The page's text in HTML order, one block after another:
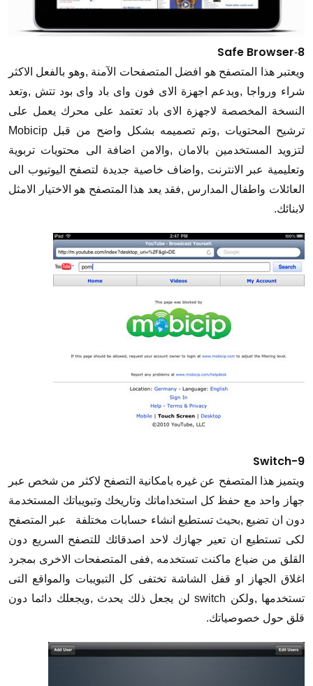
8
-
Safe Browser
ويعتبر هذا المتصفح هو افضل المتصفحات الآمنة ,وهو بالفعل الاكثر
شراء ورواجا ,ويدعم اجهزة الاى فون واى باد واى بود تتش ,وتعد
النسخة المخصصة لاجهزة الاى باد تعتمد على محرك يعمل على
ترشيح المحتويات ,وتم تصميمه بشكل واضح من قبل Mobicip
لتزويد المستخدمين بالامان ,والامن اضافة الى محتويات تربوية
وتعليمية عبر الانترنت ,واضاف خاصية جديدة لتصفح اليوتيوب الى
العائلات واطفال المدارس ,فقد يعد هذا المتصفح هو الاختيار الامثل
لابنائك.
9-Switch
ويتميز هذا المتصفح عن غيره بامكانية التصفح لاكثر من شخص عبر
جهاز واحد مع حفظ كل استخداماتك وتاريخك وتبويباتك المستخدمة
دون ان تضيع ,بحيث تستطيع انشاء حسابات مختلفة عبر المتصفح
لكى تستطيع ان تعير جهازك لاحد اصدقائك للتصفح السريع دون
القلق من ضياع ماكنت تستخدمه ,ففى المتصفحات الاخرى بمجرد
اغلاق الجهاز او قفل الشاشة تختفى كل التبويبات والمواقع التى
تستخدمها ,ولكن switch لن يجعل ذلك يحدث ,ويجعلك دائما دون
قلق حول خصوصياتك.